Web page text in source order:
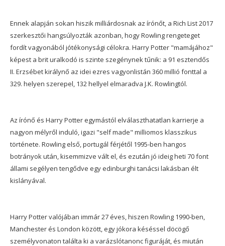
Ennek alapján sokan hiszik milliárdosnak az írónőt, a Rich List 2017
szerkesztői hangsúlyozták azonban, hogy Rowling rengeteget
fordít vagyonából jótékonysági célokra. Harry Potter "mamájához"
képest a brit uralkodó is szinte szegénynek tűnik: a 91 esztendős
II. Erzsébet királynő az idei ezres vagyonlistán 360 millió fonttal a
329. helyen szerepel, 132 hellyel elmaradva J.K. Rowlingtól.
Az írónő és Harry Potter egymástól elválaszthatatlan karrierje a
nagyon mélyről induló, igazi "self made" milliomos klasszikus
története. Rowling első, portugál férjétől 1995-ben hangos
botrányok után, kisemmizve vált el, és ezután jó ideig heti 70 font
állami segélyen tengődve egy edinburghi tanácsi lakásban élt
kislányával.
Harry Potter valójában immár 27 éves, hiszen Rowling 1990-ben,
Manchester és London között, egy jókora késéssel döcögő
személyvonaton találta ki a varázslótanonc figuráját, és miután